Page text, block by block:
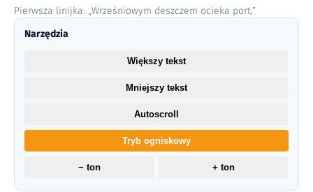
Pierwsza linijka: „Wrześniowym deszczem ocieka port,”
Narzędzia
Większy tekst
Mniejszy tekst
Autoscroll
Tryb ogniskowy
− ton + ton